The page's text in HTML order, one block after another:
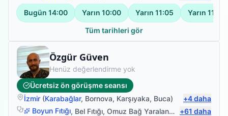
Bugün 14:00 Yarın 10:00 Yarın 11:05 Yarın 11:30
Tüm tarihleri gör
Özgür Güven
Fizyoterapist
Henüz değerlendirme yok
Ücretsiz ön görüşme seansı
İzmir (Karabağlar, Bornova, Karşıyaka, Buca) +4daha
Boyun Fıtığı, Bel Fıtığı, Omuz Bağ Yaralanması ,Sırt Ağrısı
+61 daha